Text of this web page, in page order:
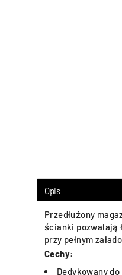
Opis
Przedłużony
ścianki pozwalają
przy pełnym
Cechy:
Dedykowany